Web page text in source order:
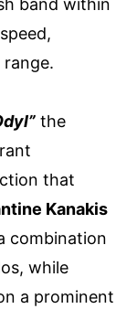
band within
range.
the
that
Kanakis
combination
while
a prominent